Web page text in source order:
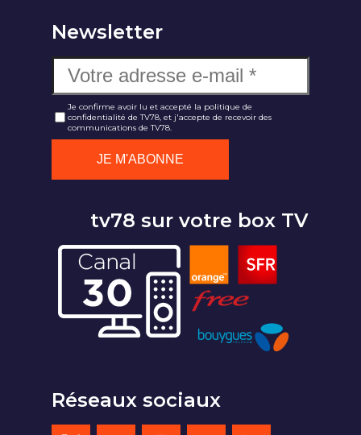
Newsletter
Je confirme avoir lu et accepté la politique de
confidentialité de TV78, et j'accepte de recevoir des
communications de TV78.
tv78 sur votre box TV
Réseaux sociaux